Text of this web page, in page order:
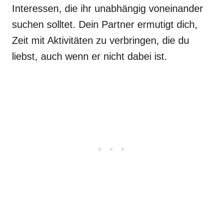
Interessen, die ihr unabhängig voneinander
suchen solltet. Dein Partner ermutigt dich,
Zeit mit Aktivitäten zu verbringen, die du
liebst, auch wenn er nicht dabei ist.